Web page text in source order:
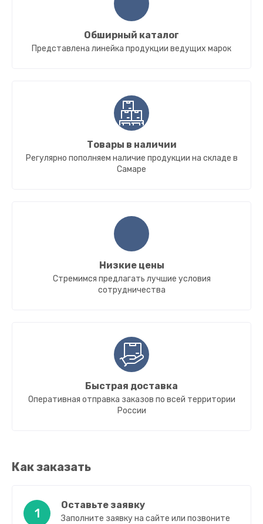
Обширный каталог
Представлена линейка продукции ведущих марок
Товары в наличии
Регулярно пополняем наличие продукции на складе в
Самаре
Низкие цены
Стремимся предлагать лучшие условия
сотрудничества
Быстрая доставка
Оперативная отправка заказов по всей территории
России
Как заказать
1
Оставьте заявку
Заполните заявку на сайте или позвоните